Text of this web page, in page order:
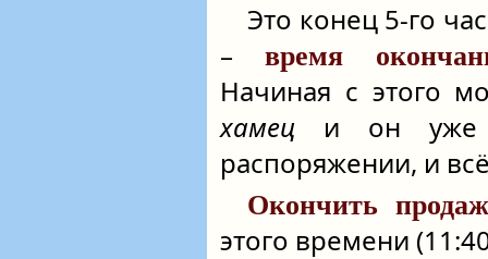
Это конец 5-го
– время
Начиная с этого
хамец и он уже
распоряжении, и
Окончить
этого времени